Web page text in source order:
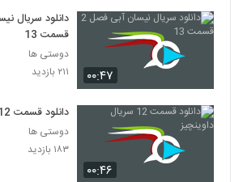
۰۰:۴۷
قسمت 13
دوستی ها
۲۱۱ بازدید
۰۰:۴۶
دانلود قسمت 12 سریال داوینچیز
دوستی ها
۱۸۳ بازدید